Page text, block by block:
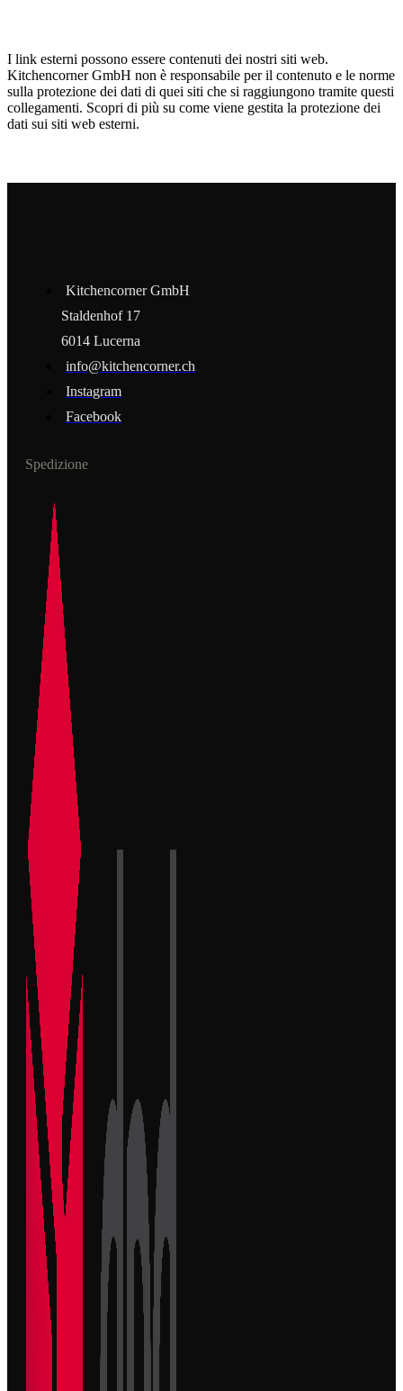
I link esterni possono essere contenuti dei nostri siti web.
Kitchencorner GmbH non è responsabile per il contenuto e le norme
sulla protezione dei dati di quei siti che si raggiungono tramite questi
collegamenti. Scopri di più su come viene gestita la protezione dei
dati sui siti web esterni.
Kitchencorner GmbH
Staldenhof 17
6014 Lucerna
info@kitchencorner.ch
Instagram
Facebook
Spedizione